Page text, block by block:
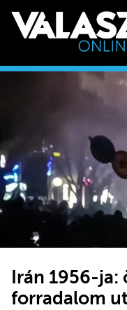
Irán 1956-ja:
forradalom